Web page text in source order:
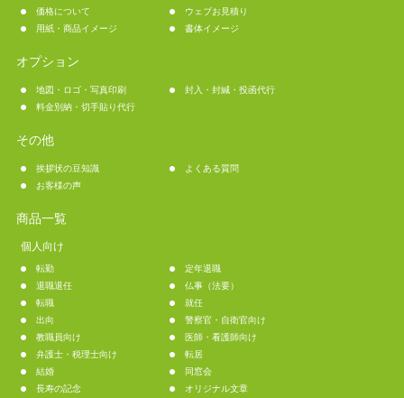
価格について
ウェブお見積り
用紙・商品イメージ
書体イメージ
オプション
地図・ロゴ・写真印刷
封入・封緘・投函代行
料金別納・切手貼り代行
その他
挨拶状の豆知識
よくある質問
お客様の声
商品一覧
個人向け
転勤
定年退職
退職退任
仏事（法要）
転職
就任
出向
警察官・自衛官向け
教職員向け
医師・看護師向け
弁護士・税理士向け
転居
結婚
同窓会
長寿の記念
オリジナル文章